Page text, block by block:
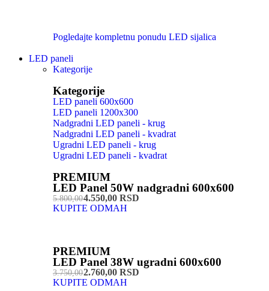
Pogledajte kompletnu ponudu LED sijalica
LED paneli
Kategorije
Kategorije
LED paneli 600x600
LED paneli 1200x300
Nadgradni LED paneli - krug
Nadgradni LED paneli - kvadrat
Ugradni LED paneli - krug
Ugradni LED paneli - kvadrat
PREMIUM
LED Panel 50W nadgradni 600x600
5.800,004.550,00 RSD
KUPITE ODMAH
PREMIUM
LED Panel 38W ugradni 600x600
3.750,002.760,00 RSD
KUPITE ODMAH